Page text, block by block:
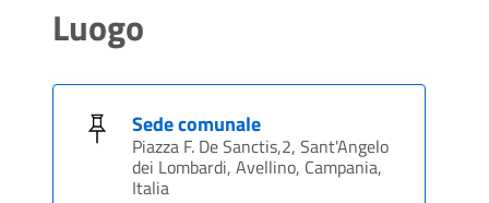
Luogo
Sede comunale
Piazza F. De Sanctis,2, Sant'Angelo
dei Lombardi, Avellino, Campania,
Italia